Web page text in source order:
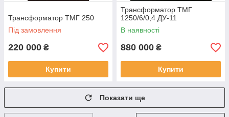
Трансформатор ТМГ 250
Під замовлення
220 000 ₴
Купити
Трансформатор ТМГ
1250/6/0,4 ДУ-11
В наявності
880 000 ₴
Купити
Показати ще